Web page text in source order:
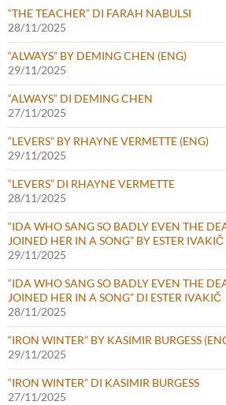
“THE TEACHER” DI FARAH NABULSI
28/11/2025
“ALWAYS” BY DEMING CHEN (ENG)
29/11/2025
“ALWAYS” DI DEMING CHEN
27/11/2025
“LEVERS” BY RHAYNE VERMETTE (ENG)
29/11/2025
“LEVERS” DI RHAYNE VERMETTE
28/11/2025
“IDA WHO SANG SO BADLY EVEN THE
JOINED HER IN A SONG” BY ESTER IVAKIČ
29/11/2025
“IDA WHO SANG SO BADLY EVEN THE
JOINED HER IN A SONG” DI ESTER IVAKIČ
28/11/2025
“IRON WINTER” BY KASIMIR BURGESS
29/11/2025
“IRON WINTER” DI KASIMIR BURGESS
27/11/2025